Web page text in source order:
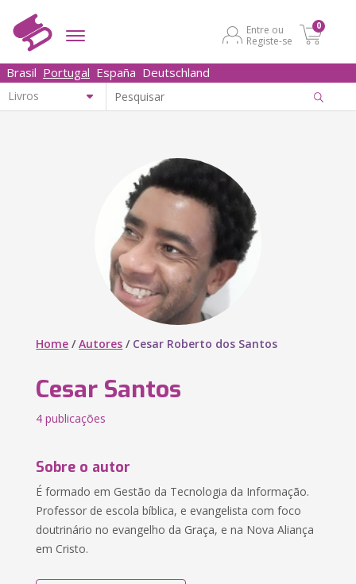
Entre ou
Registe-se
0
Brasil Portugal España Deutschland
Home /Autores / Cesar Roberto dos Santos
Cesar Santos
4 publicações
Sobre o autor
É formado em Gestão da Tecnologia da Informação.
Professor de escola bíblica, e evangelista com foco
doutrinário no evangelho da Graça, e na Nova Aliança
em Cristo.